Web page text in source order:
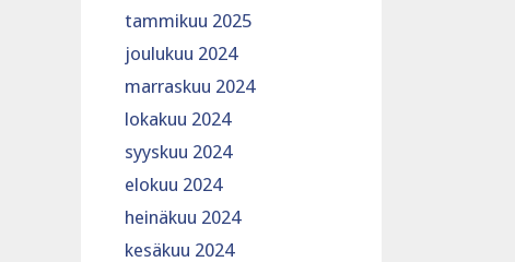
tammikuu 2025
joulukuu 2024
marraskuu 2024
lokakuu 2024
syyskuu 2024
elokuu 2024
heinäkuu 2024
kesäkuu 2024